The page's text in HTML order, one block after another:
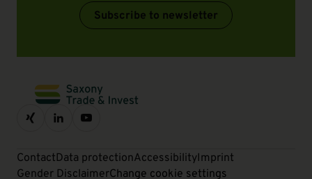
Subscribe to newsletter
ContactData protectionAccessibilityImprint
Gender DisclaimerChange cookie settings